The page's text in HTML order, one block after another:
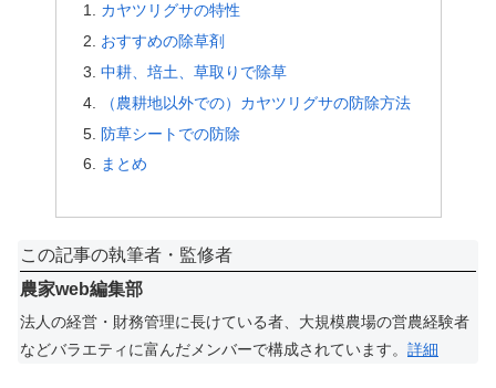
カヤツリグサの特性
おすすめの除草剤
中耕、培土、草取りで除草
（農耕地以外での）カヤツリグサの防除方法
防草シートでの防除
まとめ
この記事の執筆者・監修者
農家web編集部
法人の経営・財務管理に長けている者、大規模農場の営農経験者
などバラエティに富んだメンバーで構成されています。 詳細